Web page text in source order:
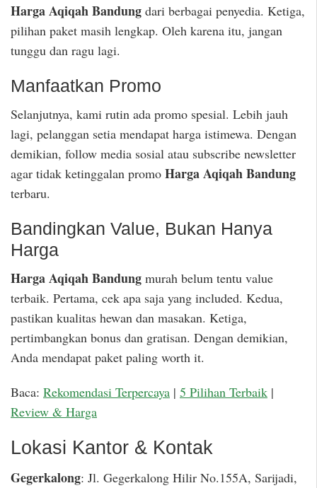
Harga Aqiqah Bandung dari berbagai penyedia. Ketiga,
pilihan paket masih lengkap. Oleh karena itu, jangan
tunggu dan ragu lagi.
Manfaatkan Promo
Selanjutnya, kami rutin ada promo spesial. Lebih jauh
lagi, pelanggan setia mendapat harga istimewa. Dengan
demikian, follow media sosial atau subscribe newsletter
agar tidak ketinggalan promo Harga Aqiqah Bandung
terbaru.
Bandingkan Value, Bukan Hanya
Harga
Harga Aqiqah Bandung murah belum tentu value
terbaik. Pertama, cek apa saja yang included. Kedua,
pastikan kualitas hewan dan masakan. Ketiga,
pertimbangkan bonus dan gratisan. Dengan demikian,
Anda mendapat paket paling worth it.
Baca: Rekomendasi Terpercaya | 5 Pilihan Terbaik |
Review & Harga
Lokasi Kantor & Kontak
Gegerkalong: Jl. Gegerkalong Hilir No.155A, Sarijadi,